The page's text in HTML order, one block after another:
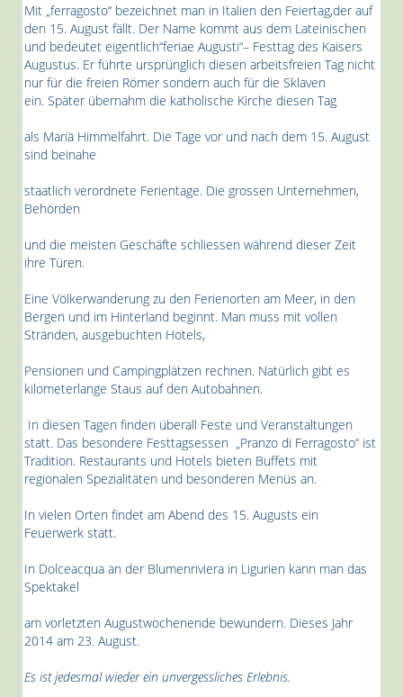
Mit „ferragosto“ bezeichnet man in Italien den Feiertag,der auf
den 15. August fällt. Der Name kommt aus dem Lateinischen
und bedeutet eigentlich“feriae Augusti“– Festtag des Kaisers
Augustus. Er führte ursprünglich diesen arbeitsfreien Tag nicht
nur für die freien Römer sondern auch für die Sklaven
ein. Später übernahm die katholische Kirche diesen Tag
als Mariä Himmelfahrt. Die Tage vor und nach dem 15. August
sind beinahe
staatlich verordnete Ferientage. Die grossen Unternehmen,
Behörden
und die meisten Geschäfte schliessen während dieser Zeit
ihre Türen.
Eine Völkerwanderung zu den Ferienorten am Meer, in den
Bergen und im Hinterland beginnt. Man muss mit vollen
Stränden, ausgebuchten Hotels,
Pensionen und Campingplätzen rechnen. Natürlich gibt es
kilometerlange Staus auf den Autobahnen.
In diesen Tagen finden überall Feste und Veranstaltungen
statt. Das besondere Festtagsessen „Pranzo di Ferragosto“ ist
Tradition. Restaurants und Hotels bieten Buffets mit
regionalen Spezialitäten und besonderen Menüs an.
In vielen Orten findet am Abend des 15. Augusts ein
Feuerwerk statt.
In Dolceacqua an der Blumenriviera in Ligurien kann man das
Spektakel
am vorletzten Augustwochenende bewundern. Dieses Jahr
2014 am 23. August.
Es ist jedesmal wieder ein unvergessliches Erlebnis.